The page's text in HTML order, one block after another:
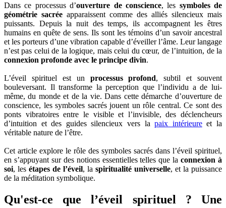
Dans ce processus d’ouverture de conscience, les symboles de
géométrie sacrée apparaissent comme des alliés silencieux mais
puissants. Depuis la nuit des temps, ils accompagnent les êtres
humains en quête de sens. Ils sont les témoins d’un savoir ancestral
et les porteurs d’une vibration capable d’éveiller l’âme. Leur langage
n’est pas celui de la logique, mais celui du cœur, de l’intuition, de la
connexion profonde avec le principe divin.
L’éveil spirituel est un processus profond, subtil et souvent
bouleversant. Il transforme la perception que l’individu a de lui-
même, du monde et de la vie. Dans cette démarche d’ouverture de
conscience, les symboles sacrés jouent un rôle central. Ce sont des
ponts vibratoires entre le visible et l’invisible, des déclencheurs
d’intuition et des guides silencieux vers lapaix intérieureet la
véritable nature de l’être.
Cet article explore le rôle des symboles sacrés dans l’éveil spirituel,
en s’appuyant sur des notions essentielles telles que laconnexion à
soi, les étapes de l’éveil, la spiritualité universelle, et la puissance
de la méditation symbolique.
Qu'est-ce que l’éveil spirituel ? Une